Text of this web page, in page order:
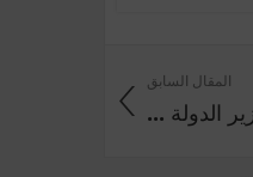
المقال السابق
الدولة ...